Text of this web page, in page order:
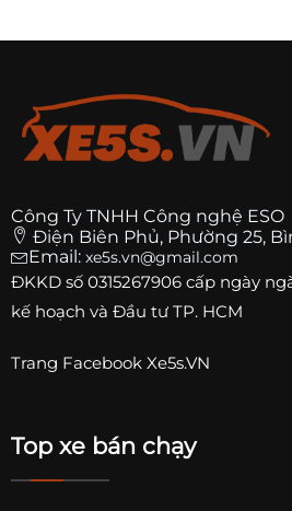
Công Ty TNHH Công nghệ ESO
Điện Biên Phủ, Phường 25,
Email: xe5s.vn@gmail.com
ĐKKD số 0315267906 cấp ngày
kế hoạch và Đầu tư TP. HCM
Trang Facebook Xe5s.VN
Top xe bán chạy